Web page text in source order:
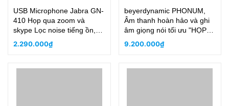
USB Microphone Jabra GN-
410 Họp qua zoom và
skype Lọc noise tiếng ồn,
tạo tiếng nói rõ
2.290.000₫
beyerdynamic PHONUM,
Âm thanh hoàn hảo và ghi
âm giọng nói tối ưu "HỌP
TRỰC TUYẾN"
9.200.000₫